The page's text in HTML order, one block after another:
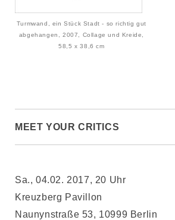
Turmwand, ein Stück Stadt - so richtig gut
abgehangen, 2007, Collage und Kreide,
58,5 x 38,6 cm
MEET YOUR CRITICS
Sa., 04.02. 2017, 20 Uhr
Kreuzberg Pavillon
Naunynstraße 53, 10999 Berlin